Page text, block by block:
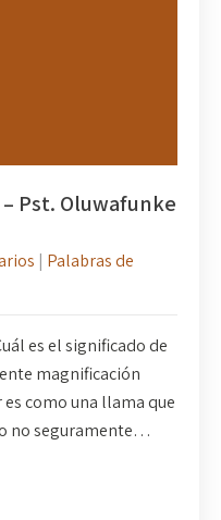
Pst. Oluwafunke
| Palabras de
es el significado de
magnificación
como una llama que
no seguramente…